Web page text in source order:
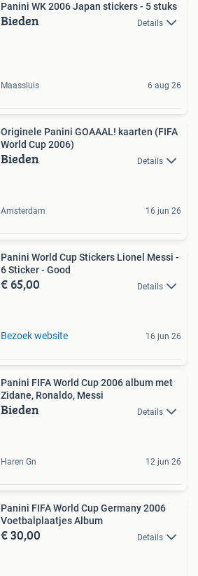
Panini WK 2006 Japan stickers - 5 stuks
Bieden Details
Maassluis 6 aug 26
Originele Panini GOAAAL! kaarten (FIFA
World Cup 2006)
Bieden Details
Amsterdam 16 jun 26
Panini World Cup Stickers Lionel Messi -
6 Sticker - Good
€ 65,00 Details
Bezoek website 16 jun 26
Panini FIFA World Cup 2006 album met
Zidane, Ronaldo, Messi
Bieden Details
Haren Gn 12 jun 26
Panini FIFA World Cup Germany 2006
Voetbalplaatjes Album
€ 30,00 Details